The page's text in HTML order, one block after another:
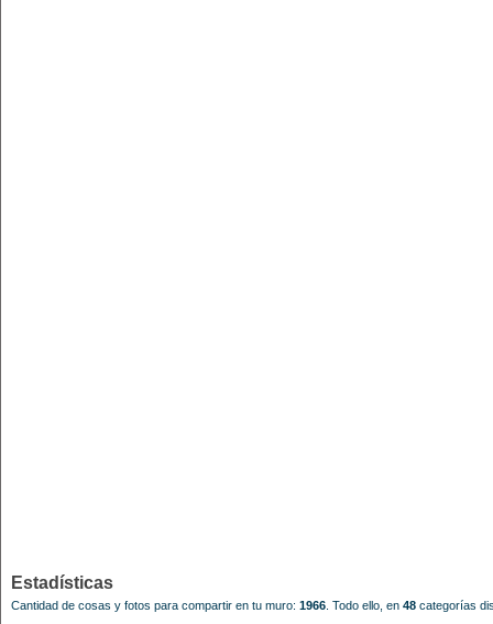
Estadísticas
Cantidad de cosas y fotos para compartir en tu muro: 1966 Todo ello, en 48 categorías